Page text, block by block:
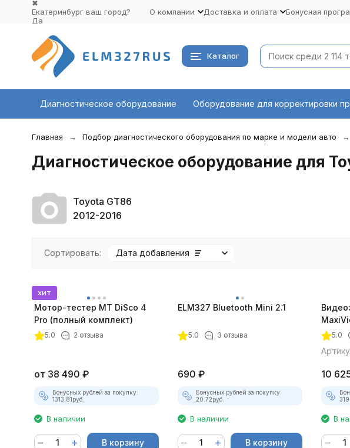
✖
Екатеринбург ваш город?
Да
О компании Доставка и оплата Бонусная
Каталог
Диагностическое оборудование Оборудование для корректировки
Главная Подбор диагностического оборудования по марке и модели авто
Диагностическое оборудование для
Toyota GT86
2012-2016
Сортировать: Дата добавления
хит
Мотор-тестер MT DiSco 4
Pro (полный комплект)
5.0 2 отзыва
от 38 490 ₽
Бонусных рублей за покупку:
1313.81руб.
В наличии
В корзину
ELM327 Bluetooth Mini 2.1
5.0 3 отзыва
690 ₽
Бонусных рублей за покупку:
20.72руб.
В наличии
В корзину
5.0
10
В